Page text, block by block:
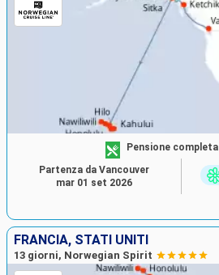
Pensione completa
Partenza da Vancouver
mar 01 set 2026
FRANCIA, STATI UNITI
13 giorni, Norwegian Spirit